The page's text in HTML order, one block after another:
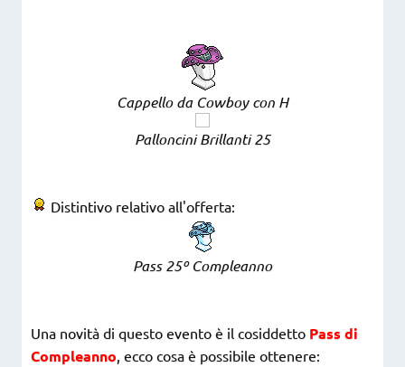
Cappello da Cowboy con H
Palloncini Brillanti 25
Distintivo relativo all'offerta:
Pass 25º Compleanno
Una novità di questo evento è il cosiddetto Pass di
Compleanno , ecco cosa è possibile ottenere: